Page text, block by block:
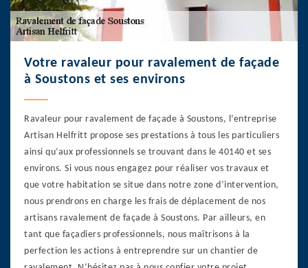
Votre ravaleur pour ravalement de façade
à Soustons et ses environs
Ravaleur pour ravalement de façade à Soustons, l’entreprise
Artisan Helfritt propose ses prestations à tous les particuliers
ainsi qu’aux professionnels se trouvant dans le 40140 et ses
environs. Si vous nous engagez pour réaliser vos travaux et
que votre habitation se situe dans notre zone d’intervention,
nous prendrons en charge les frais de déplacement de nos
artisans ravalement de façade à Soustons. Par ailleurs, en
tant que façadiers professionnels, nous maîtrisons à la
perfection les actions à entreprendre sur un chantier de